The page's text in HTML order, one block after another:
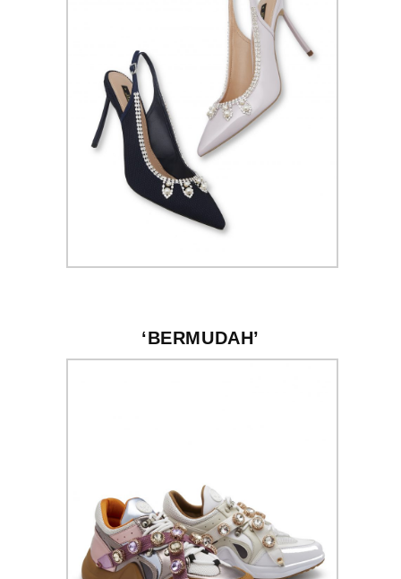
‘BERMUDAH’